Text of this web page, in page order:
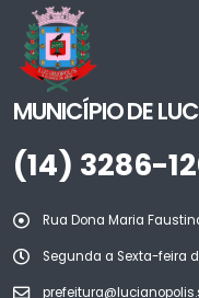
MUNICÍPIO DE
(14) 3286-
Rua Dona Maria
Segunda a Sexta-feira